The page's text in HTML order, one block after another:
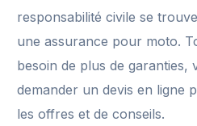
responsabilité civile se
une assurance pour moto.
besoin de plus de
demander un devis en ligne
les offres et de conseils.